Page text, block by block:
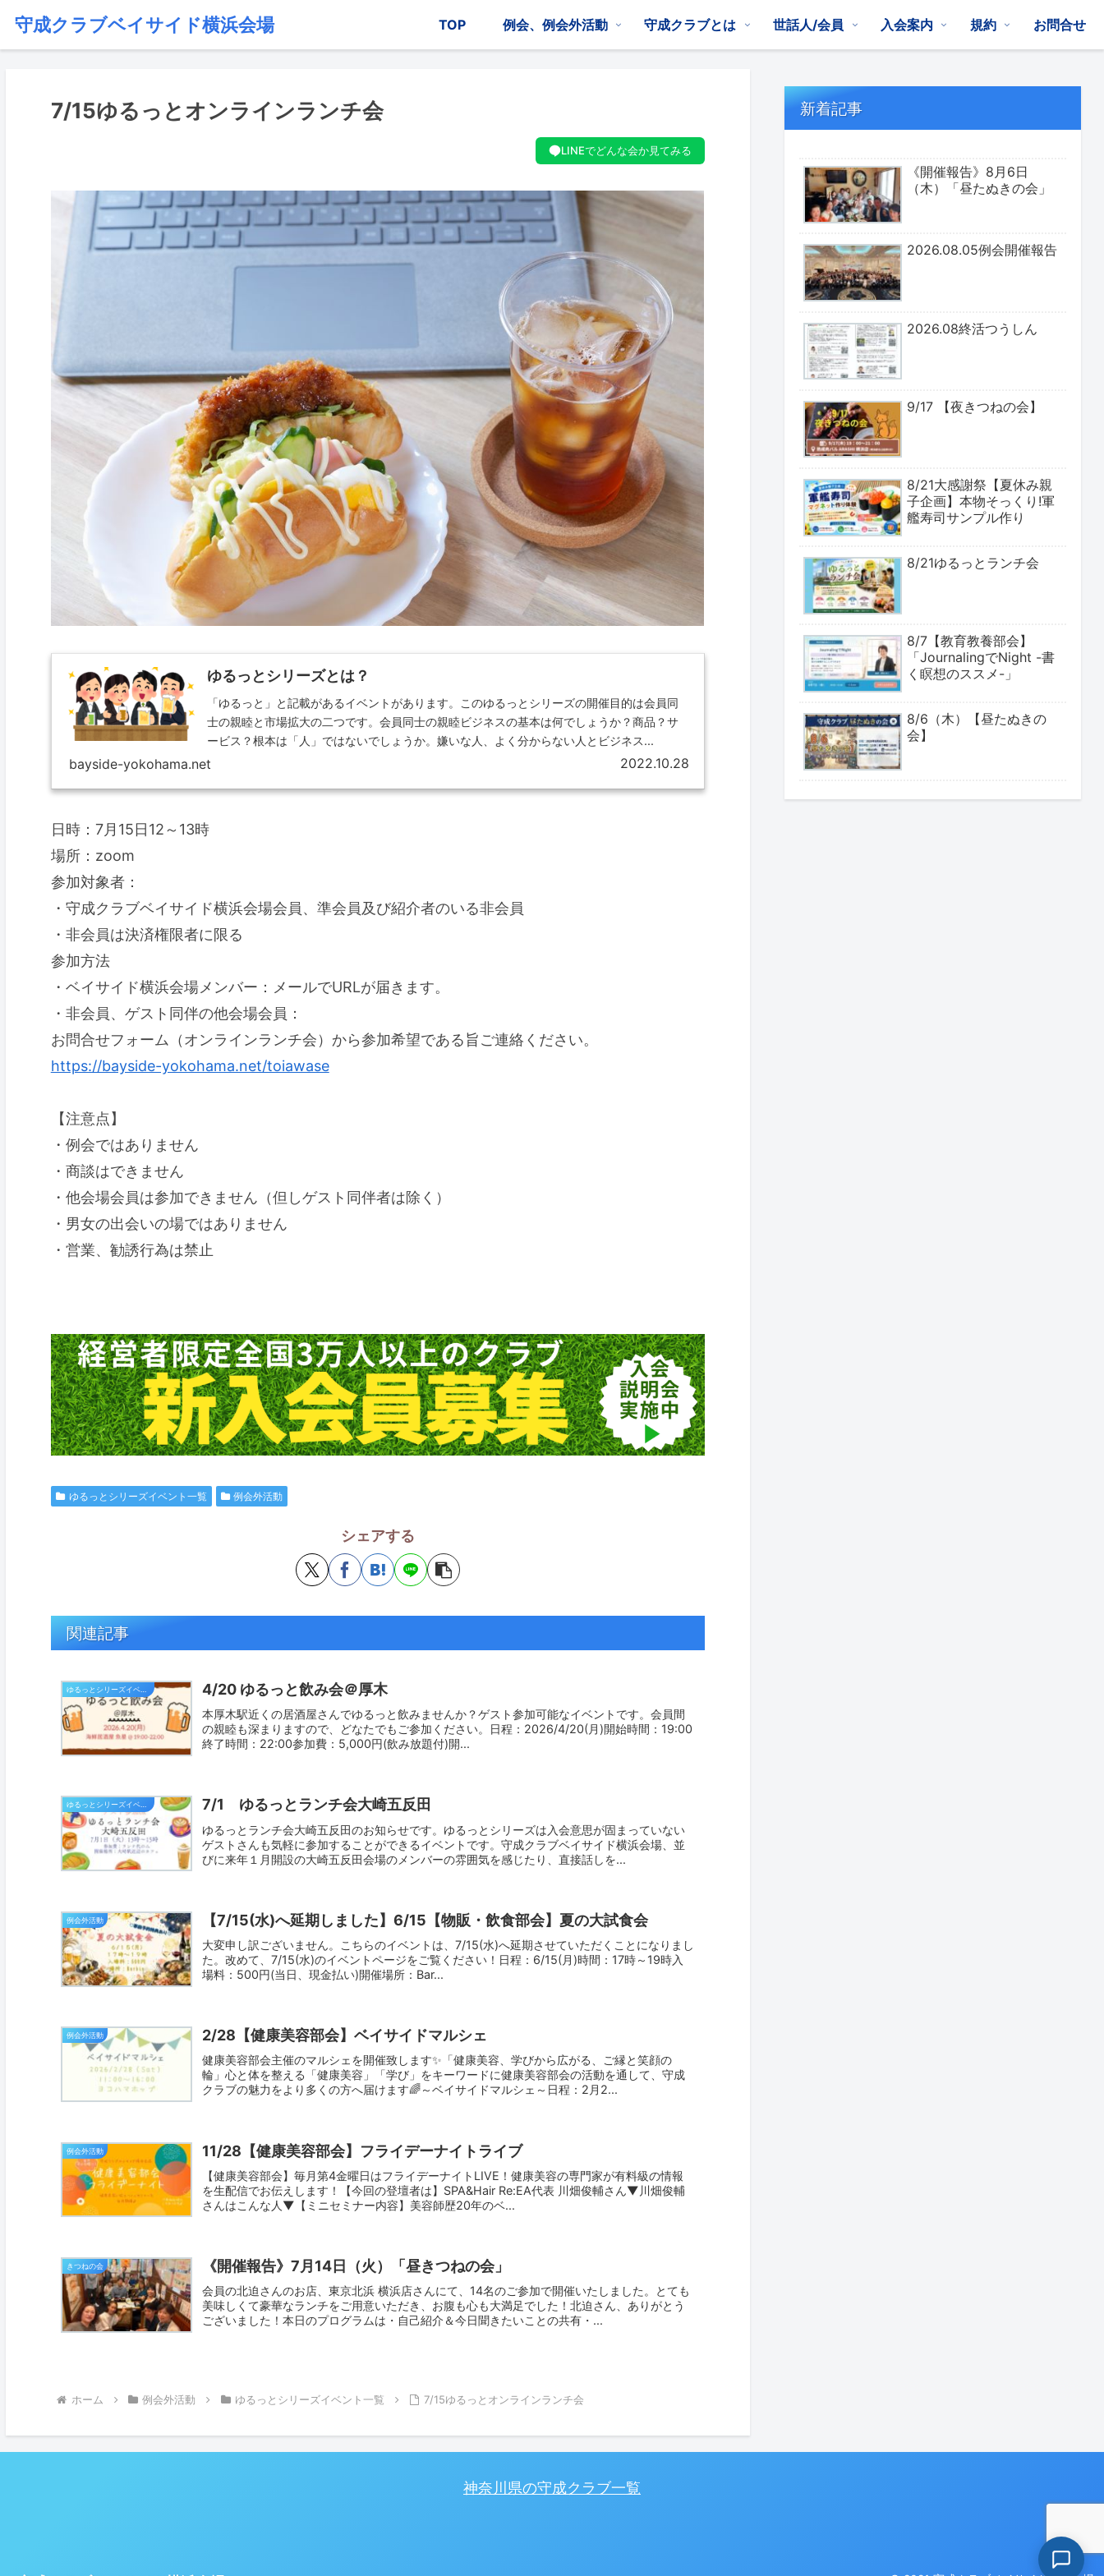
守成クラブベイサイド横浜会場 TOP 例会、例会外活動 守成クラブとは 世話人/会員 入会案内 規約 お問合せ
7/15ゆるっとオンラインランチ会
LINEでどんな会か見てみる
ゆるっとシリーズとは？
「ゆるっと」と記載があるイベントがあります。このゆるっとシリーズの開催目的は会員同
士の親睦と市場拡大の二つです。会員同士の親睦ビジネスの基本は何でしょうか？商品？サ
ービス？根本は「人」ではないでしょうか。嫌いな人、よく分からない人とビジネス...
bayside-yokohama.net 2022.10.28
日時：7月15日12～13時
場所：zoom
参加対象者：
・守成クラブベイサイド横浜会場会員、準会員及び紹介者のいる非会員
・非会員は決済権限者に限る
参加方法
・ベイサイド横浜会場メンバー：メールでURLが届きます。
・非会員、ゲスト同伴の他会場会員：
お問合せフォーム（オンラインランチ会）から参加希望である旨ご連絡ください。
https://bayside-yokohama.net/toiawase
【注意点】
・例会ではありません
・商談はできません
・他会場会員は参加できません（但しゲスト同伴者は除く）
・男女の出会いの場ではありません
・営業、勧誘行為は禁止
ゆるっとシリーズイベント一覧 例会外活動
シェアする
関連記事
ゆるっとシリーズイベント一覧 4/20 ゆるっと飲み会＠厚木
本厚木駅近くの居酒屋さんでゆるっと飲みませんか？ゲスト参加可能なイベントです。会員間
の親睦も深まりますので、どなたでもご参加ください。日程：2026/4/20(月)開始時間：19:00
終了時間：22:00参加費：5,000円(飲み放題付)開...
ゆるっとシリーズイベント一覧 7/1 ゆるっとランチ会大崎五反田
ゆるっとランチ会大崎五反田のお知らせです。ゆるっとシリーズは入会意思が固まっていない
ゲストさんも気軽に参加することができるイベントです。守成クラブベイサイド横浜会場、並
びに来年１月開設の大崎五反田会場のメンバーの雰囲気を感じたり、直接話しを...
例会外活動 【7/15(水)へ延期しました】6/15【物販・飲食部会】夏の大試食会
大変申し訳ございません。こちらのイベントは、7/15(水)へ延期させていただくことになりまし
た。改めて、7/15(水)のイベントページをご覧ください！日程：6/15(月)時間：17時～19時入
場料：500円(当日、現金払い)開催場所：Bar...
例会外活動 2/28【健康美容部会】ベイサイドマルシェ
健康美容部会主催のマルシェを開催致します✨️「健康美容、学びから広がる、ご縁と笑顔の
輪」心と体を整える「健康美容」「学び」をキーワードに健康美容部会の活動を通して、守成
クラブの魅力をより多くの方へ届けます🌈～ベイサイドマルシェ～日程：2月2...
例会外活動 11/28【健康美容部会】フライデーナイトライブ
【健康美容部会】毎月第4金曜日はフライデーナイトLIVE！健康美容の専門家が有料級の情報
を生配信でお伝えします！【今回の登壇者は】SPA&Hair Re:EA代表 川畑俊輔さん▼川畑俊輔
さんはこんな人▼【ミニセミナー内容】美容師歴20年のベ...
きつねの会 《開催報告》7月14日（火）「昼きつねの会」
会員の北迫さんのお店、東京北浜 横浜店さんにて、14名のご参加で開催いたしました。とても
美味しくて豪華なランチをご用意いただき、お腹も心も大満足でした！北迫さん、ありがとう
ございました！本日のプログラムは・自己紹介＆今日聞きたいことの共有・...
ホーム 例会外活動 ゆるっとシリーズイベント一覧 7/15ゆるっとオンラインランチ会
新着記事
《開催報告》8月6日
（木）「昼たぬきの会」
2026.08.05例会開催報告
2026.08終活つうしん
9/17 【夜きつねの会】
8/21大感謝祭【夏休み親
子企画】本物そっくり!軍
艦寿司サンプル作り
8/21ゆるっとランチ会
8/7【教育教養部会】
「JournalingでNight -書
く瞑想のススメ-」
8/6（木）【昼たぬきの
会】
神奈川県の守成クラブ一覧